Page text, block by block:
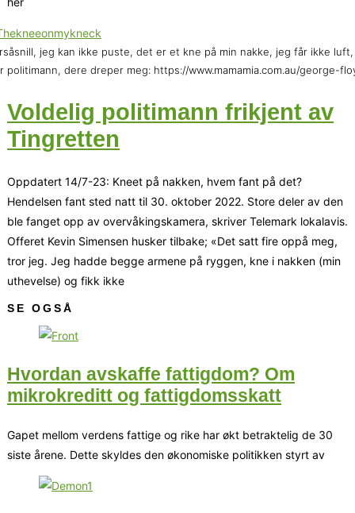
jeg kan ikke puste, det er et kne på min nakke, jeg får ikke luft,
politimann, dere dreper meg: https://www.mamamia.com.au/george-
Voldelig politimann frikjent av
Tingretten
Oppdatert 14/7-23: Kneet på nakken, hvem fant på det?
Hendelsen fant sted natt til 30. oktober 2022. Store deler av den
ble fanget opp av overvåkingskamera, skriver Telemark lokalavis.
Offeret Kevin Simensen husker tilbake; «Det satt fire oppå meg,
tror jeg. Jeg hadde begge armene på ryggen, kne i nakken (min
uthevelse) og fikk ikke
SE OGSÅ
Hvordan avskaffe fattigdom? Om
mikrokreditt og fattigdomsskatt
Gapet mellom verdens fattige og rike har økt betraktelig de 30
siste årene. Dette skyldes den økonomiske politikken styrt av